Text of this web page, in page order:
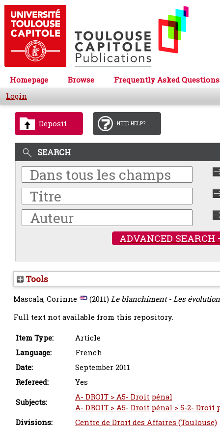
Homepage Browse
Frequently Asked Questions
Login
Deposit NEED HELP?
SEARCH
ADVANCED SEARCH
Tools
Mascala, Corinne (2011)Le blanchiment - Les
Full text not available from this repository.
Item Type:
Article
Language:
French
Date:
September 2011
Refereed:
Yes
Subjects:
A- DROIT > A5- Droit pénal
A- DROIT > A5- Droit pénal > 5-2-
Divisions:
Centre de Droit des Affaires (Toulouse)